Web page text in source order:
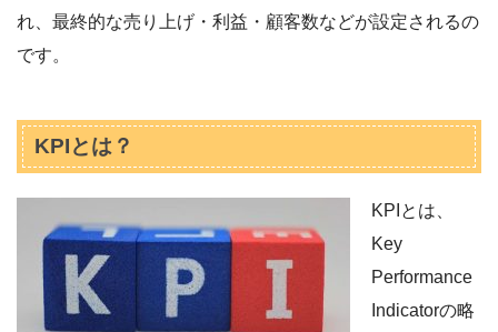
れ、最終的な売り上げ・利益・顧客数などが設定されるの
です。
KPIとは？
KPIとは、
Key
Performance
Indicatorの略